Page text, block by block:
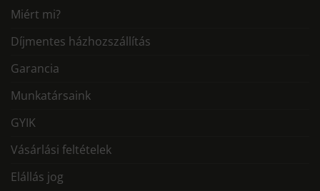
Miért mi?
Díjmentes házhozszállítás
Garancia
Munkatársaink
GYIK
Vásárlási feltételek
Elállás jog